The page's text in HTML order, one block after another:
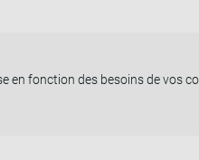
en fonction des besoins de vos